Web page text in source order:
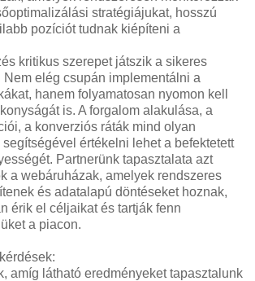
stratégiájukat, hosszú
pozíciót tudnak kiépíteni a
kritikus szerepet játszik a sikeres
elég csupán implementálni a
hanem folyamatosan nyomon kell
is. A forgalom alakulása, a
a konverziós ráták mind olyan
értékelni lehet a befektetett
Partnerünk tapasztalata azt
a webáruházak, amelyek rendszeres
és adatalapú döntéseket hoznak,
érik el céljaikat és tartják fenn
a piacon.
amíg látható eredményeket tapasztalunk